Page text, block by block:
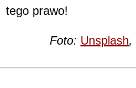
tego prawo!
Foto: Unsplash,